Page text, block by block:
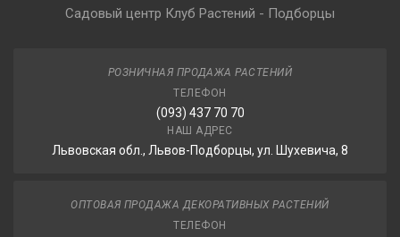
Садовый центр Клуб Растений - Подборцы
РОЗНИЧНАЯ ПРОДАЖА РАСТЕНИЙ
ТЕЛЕФОН
(093) 437 70 70
НАШ АДРЕС
Львовская обл., Львов-Подборцы, ул. Шухевича, 8
ОПТОВАЯ ПРОДАЖА ДЕКОРАТИВНЫХ РАСТЕНИЙ
ТЕЛЕФОН